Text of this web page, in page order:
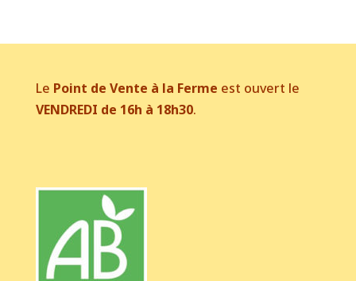
Le Point de Vente à la Ferme est ouvert le
VENDREDI de 16h à 18h30.